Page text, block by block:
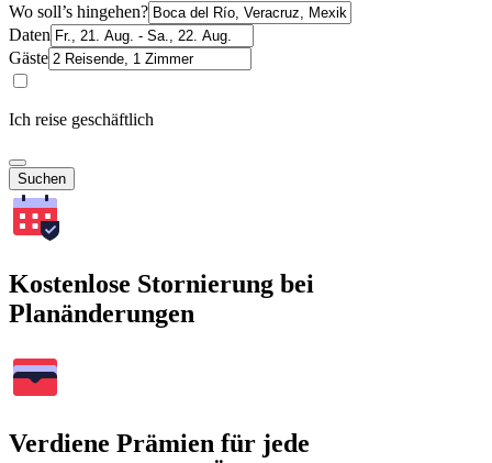
Wo soll’s hingehen?
Daten
Gäste
Ich reise geschäftlich
Suchen
Kostenlose Stornierung bei
Planänderungen
Verdiene Prämien für jede